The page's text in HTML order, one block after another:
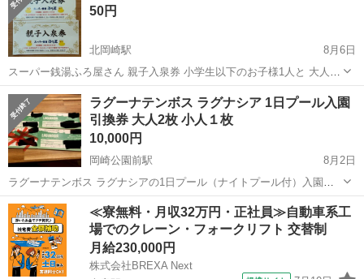
50円
北岡崎駅
8月6日
スーパー銭湯ふろ屋さん 親子入泉券 小学生以下のお子様1人と 大人が
無料になります 1枚分のお値段です 有効期限2026/08/31 地元で愛され
ているスーパー銭湯です とってもお得なので是非どうぞ
愛知 岡崎市 北岡崎駅 その他 スーパー銭湯
ラグーナテンボス ラグナシア 1日プール入園
引換券 大人2枚 小人１枚
10,000円
岡崎公園前駅
8月2日
ラグーナテンボス ラグナシアの1日プール（ナイトプール付）入園引
換券、大人2枚と小人１枚の計3枚セットです。 - 施設名: ラグーナテン
ボス ラグナシア - チケット内容: 1日プール（ナイトプール付）入園引
換券 - 枚数...
愛知 岡崎市 岡崎公園前駅 テーマパーク/遊園地
ラグナシア
≪寮無料・月収32万円・正社員≫自動車系工
場でのクレーン・フォークリフト 交替制
月給230,000円
株式会社BREXA Next